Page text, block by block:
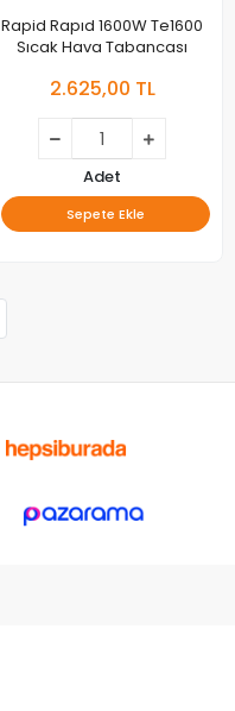
Rapid Rapıd 1600W Te1600
Sıcak Hava Tabancası
2.625,00 TL
Adet
Sepete Ekle